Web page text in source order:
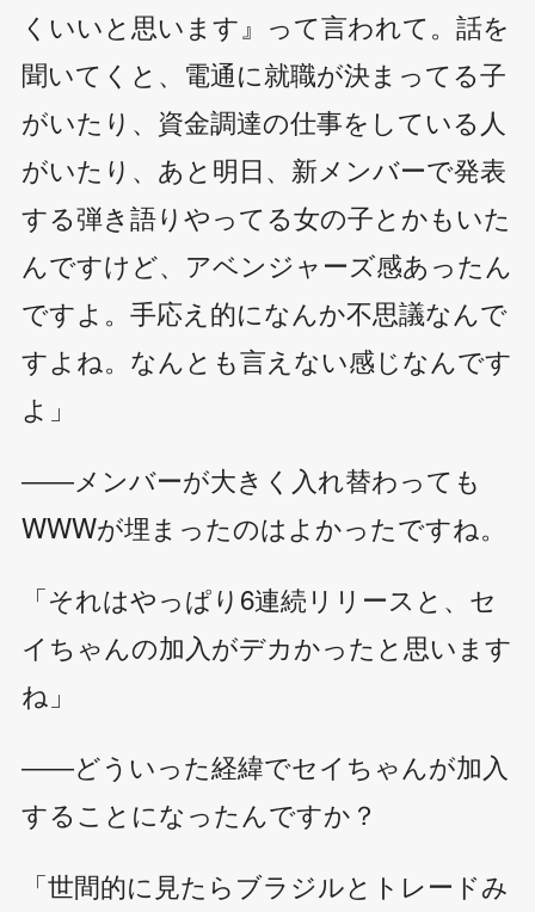
くいいと思います』って言われて。話を
聞いてくと、電通に就職が決まってる子
がいたり、資金調達の仕事をしている人
がいたり、あと明日、新メンバーで発表
する弾き語りやってる女の子とかもいた
んですけど、アベンジャーズ感あったん
ですよ。手応え的になんか不思議なんで
すよね。なんとも言えない感じなんです
よ」
――メンバーが大きく入れ替わっても
WWWが埋まったのはよかったですね。
「それはやっぱり6連続リリースと、セ
イちゃんの加入がデカかったと思います
ね」
――どういった経緯でセイちゃんが加入
することになったんですか？
「世間的に見たらブラジルとトレードみ